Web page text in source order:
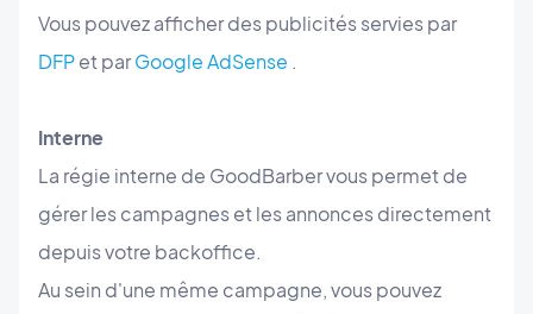
Vous pouvez afficher des publicités servies par
DFPet parGoogle AdSense .
Interne
La régie interne de GoodBarber vous permet de
gérer les campagnes et les annonces directement
depuis votre backoffice.
Au sein d'une même campagne, vous pouvez